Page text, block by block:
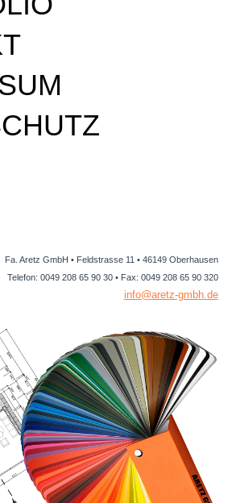
Fa. Aretz GmbH • Feldstrasse 11 • 46149 Oberhausen
Telefon: 0049 208 65 90 30 • Fax: 0049 208 65 90 320
info@aretz-gmbh.de